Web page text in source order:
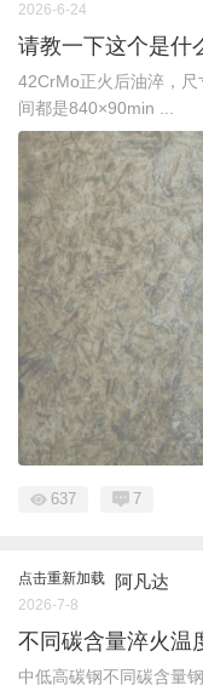
2026-6-24
请教一下这个是什
42CrMo正火后油淬，
间都是840×90min ...
637 7
点击重新加载 阿凡达
2026-7-8
不同碳含量淬火温
中低高碳钢不同碳含量